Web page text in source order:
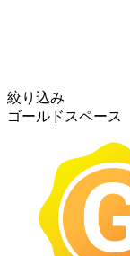
絞り込み
ゴールドスペース